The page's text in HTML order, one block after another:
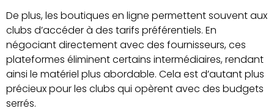
De plus, les boutiques en ligne permettent souvent aux
clubs d’accéder à des tarifs préférentiels. En
négociant directement avec des fournisseurs, ces
plateformes éliminent certains intermédiaires, rendant
ainsi le matériel plus abordable. Cela est d’autant plus
précieux pour les clubs qui opèrent avec des budgets
serrés.